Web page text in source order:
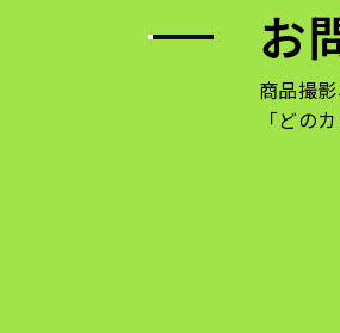
お
商品撮
「どの